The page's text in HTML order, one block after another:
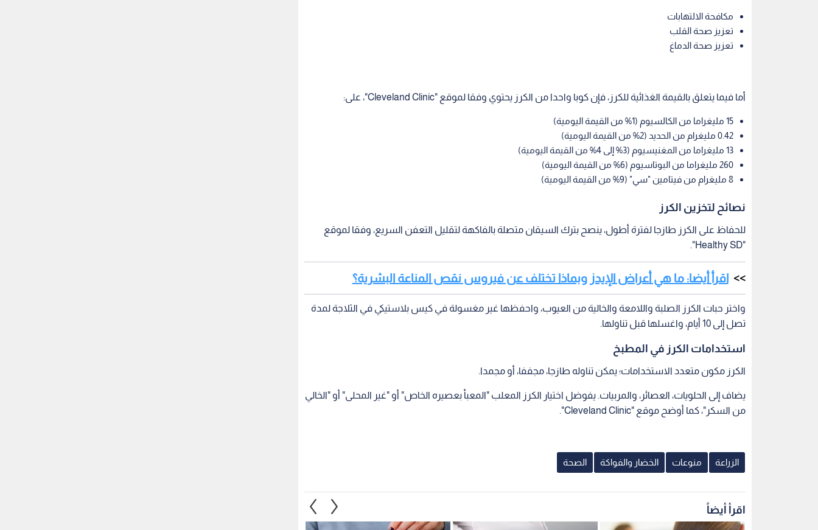
مكافحة الالتهابات
تعزيز صحة القلب
تعزيز صحة الدماغ
أما فيما يتعلق بالقيمة الغذائية للكرز، فإن كوبا واحدا من الكرز يحتوي وفقا لموقع "Cleveland Clinic"، على:
15 مليغراما من الكالسيوم (1% من القيمة اليومية)
0.42 مليغرام من الحديد (2% من القيمة اليومية)
13 مليغراما من المغنيسيوم (3% إلى 4% من القيمة اليومية)
260 مليغراما من البوتاسيوم (6% من القيمة اليومية)
8 مليغرام من فيتامين "سي" (9% من القيمة اليومية)
نصائح لتخزين الكرز
للحفاظ على الكرز طازجا لفترة أطول، ينصح بترك السيقان متصلة بالفاكهة لتقليل التعفن السريع، وفقا لموقع
"Healthy SD".
اقرأ أيضا: ما هي أعراض الإيدز وبماذا تختلف عن فيروس نقص المناعة البشرية؟
واختر حبات الكرز الصلبة واللامعة والخالية من العيوب، واحفظها غير مغسولة في كيس بلاستيكي في الثلاجة لمدة
تصل إلى 10 أيام، واغسلها قبل تناولها.
استخدامات الكرز في المطبخ
الكرز مكون متعدد الاستخدامات؛ يمكن تناوله طازجا، مجففا، أو مجمدا.
يضاف إلى الحلويات، العصائر، والمربيات. يفوضل اختيار الكرز المعلب "المعبأ بعصيره الخاص" أو "غير المحلى" أو "الخالي
من السكر"، كما أوضح موقع "Cleveland Clinic".
الزراعة منوعات الخضار والفواكة الصحة
اقرأ أيضاً